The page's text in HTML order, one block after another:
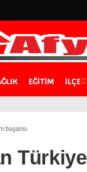
EĞİTİM İLÇE
başarısı
Türkiye